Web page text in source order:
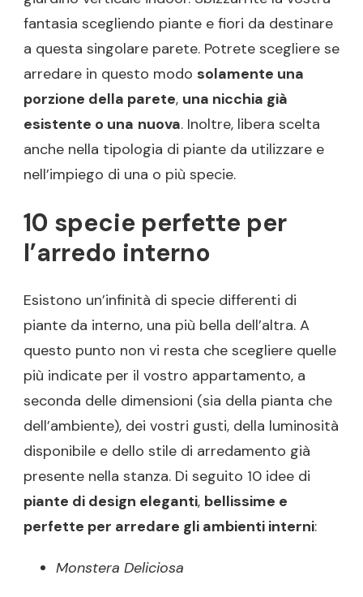
fantasia scegliendo piante e fiori da destinare
a questa singolare parete. Potrete scegliere se
arredare in questo modo solamente una
porzione della parete, una nicchia già
esistente o una nuova. Inoltre, libera scelta
anche nella tipologia di piante da utilizzare e
nell’impiego di una o più specie.
10 specie perfette per
l’arredo interno
Esistono un’infinità di specie differenti di
piante da interno, una più bella dell’altra. A
questo punto non vi resta che scegliere quelle
più indicate per il vostro appartamento, a
seconda delle dimensioni (sia della pianta che
dell’ambiente), dei vostri gusti, della luminosità
disponibile e dello stile di arredamento già
presente nella stanza. Di seguito 10 idee di
piante di design eleganti, bellissime e
perfette per arredare gli ambienti interni:
Monstera Deliciosa